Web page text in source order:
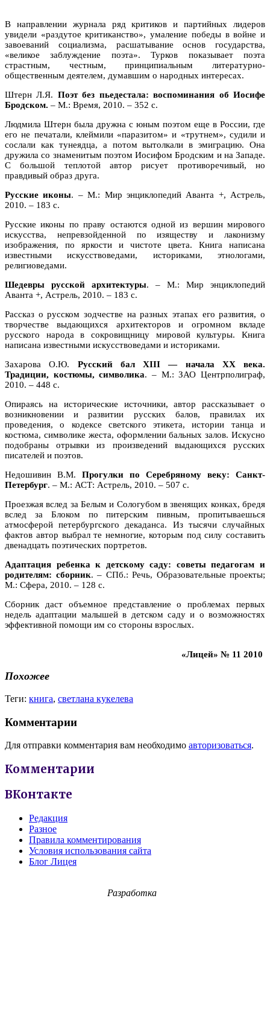
В направлении журнала ряд критиков и партийных лидеров
увидели «раздутое критиканство», умаление победы в войне и
завоеваний социализма, расшатывание основ государства,
«великое заблуждение поэта». Турков показывает поэта
страстным, честным, принципиальным литературно-
общественным деятелем, думавшим о народных интересах.
Штерн Л.Я. Поэт без пьедестала: воспоминания об Иосифе
Бродском. – М.: Время, 2010. – 352 с.
Людмила Штерн была дружна с юным поэтом еще в России, где
его не печатали, клеймили «паразитом» и «трутнем», судили и
сослали как тунеядца, а потом вытолкали в эмиграцию. Она
дружила со знаменитым поэтом Иосифом Бродским и на Западе.
С большой теплотой автор рисует противоречивый, но
правдивый образ друга.
Русские иконы. – М.: Мир энциклопедий Аванта +, Астрель,
2010. – 183 с.
Русские иконы по праву остаются одной из вершин мирового
искусства, непревзойденной по изяществу и лаконизму
изображения, по яркости и чистоте цвета. Книга написана
известными искусствоведами, историками, этнологами,
религиоведами.
Шедевры русской архитектуры. – М.: Мир энциклопедий
Аванта +, Астрель, 2010. – 183 с.
Рассказ о русском зодчестве на разных этапах его развития, о
творчестве выдающихся архитекторов и огромном вкладе
русского народа в сокровищницу мировой культуры. Книга
написана известными искусствоведами и историками.
Захарова О.Ю. Русский бал XIII — начала XX века.
Традиции, костюмы, символика. – М.: ЗАО Центрполиграф,
2010. – 448 с.
Опираясь на исторические источники, автор рассказывает о
возникновении и развитии русских балов, правилах их
проведения, о кодексе светского этикета, истории танца и
костюма, символике жеста, оформлении бальных залов. Искусно
подобраны отрывки из произведений выдающихся русских
писателей и поэтов.
Недошивин В.М. Прогулки по Серебряному веку: Санкт-
Петербург. – М.: АСТ: Астрель, 2010. – 507 с.
Проезжая вслед за Белым и Сологубом в звенящих конках, бредя
вслед за Блоком по питерским пивным, пропитываешься
атмосферой петербургского декаданса. Из тысячи случайных
фактов автор выбрал те немногие, которым под силу составить
двенадцать поэтических портретов.
Адаптация ребенка к детскому саду: советы педагогам и
родителям: сборник. – СПб.: Речь, Образовательные проекты;
М.: Сфера, 2010. – 128 с.
Сборник даст объемное представление о проблемах первых
недель адаптации малышей в детском саду и о возможностях
эффективной помощи им со стороны взрослых.
«Лицей» № 11 2010
Похожее
Теги: книга, светлана кукелева
Комментарии
Для отправки комментария вам необходимо авторизоваться.
Комментарии
ВКонтакте
Редакция
Разное
Правила комментирования
Условия использования сайта
Блог Лицея
Разработка